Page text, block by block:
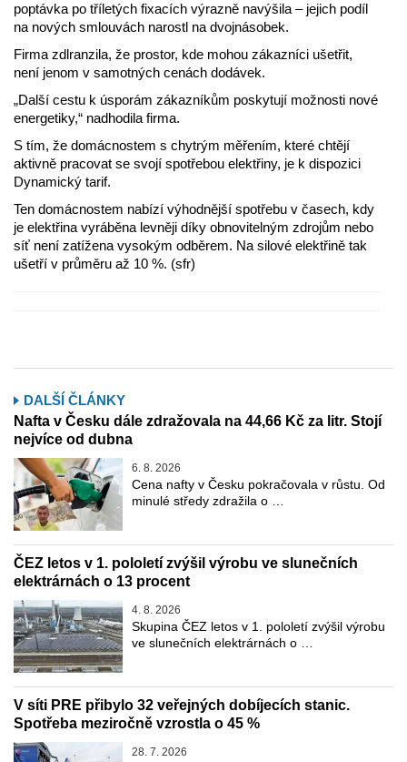
poptávka po tříletých fixacích výrazně navýšila – jejich podíl
na nových smlouvách narostl na dvojnásobek.
Firma zdlranzila, že prostor, kde mohou zákazníci ušetřit,
není jenom v samotných cenách dodávek.
„Další cestu k úsporám zákazníkům poskytují možnosti nové
energetiky,“ nadhodila firma.
S tím, že domácnostem s chytrým měřením, které chtějí
aktivně pracovat se svojí spotřebou elektřiny, je k dispozici
Dynamický tarif.
Ten domácnostem nabízí výhodnější spotřebu v časech, kdy
je elektřina vyráběna levněji díky obnovitelným zdrojům nebo
síť není zatížena vysokým odběrem. Na silové elektřině tak
ušetří v průměru až 10 %. (sfr)
DALŠÍ ČLÁNKY
Nafta v Česku dále zdražovala na 44,66 Kč za litr. Stojí
nejvíce od dubna
6. 8. 2026
Cena nafty v Česku pokračovala v růstu. Od
minulé středy zdražila o …
ČEZ letos v 1. pololetí zvýšil výrobu ve slunečních
elektrárnách o 13 procent
4. 8. 2026
Skupina ČEZ letos v 1. pololetí zvýšil výrobu
ve slunečních elektrárnách o …
V síti PRE přibylo 32 veřejných dobíjecích stanic.
Spotřeba meziročně vzrostla o 45 %
28. 7. 2026